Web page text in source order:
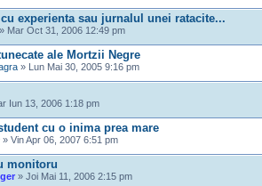
experienta sau jurnalul unei ratacite...
» Mar Oct 31, 2006 12:49 pm
ale Mortzii Negre
» Lun Mai 30, 2005 9:16 pm
Iun 13, 2006 1:18 pm
cu o inima prea mare
» Vin Apr 06, 2007 6:51 pm
monitoru
» Joi Mai 11, 2006 2:15 pm